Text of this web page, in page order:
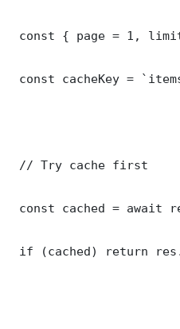
const { page = 1,
const cacheKey =
// Try cache first
const cached = await
if (cached) return